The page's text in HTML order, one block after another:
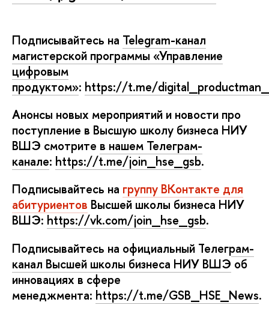
Подписывайтесь на Telegram-канал
магистерской программы «Управление
цифровым
продуктом»: https://t.me/
Анонсы новых мероприятий и новости про
поступление в Высшую школу бизнеса НИУ
ШЭ смотрите нашем Телеграм-
канале: https://t.me/join_hse_gsb.
Подписывайтесь на руппу ВКонтакте для
абитуриенто ысшей школы бизнеса НИУ
ШЭ: https://vk.com/join_hse_gsb.
Подписывайтесь на официальный Телеграм-
канал Высшей школы бизнеса НИУ ВШЭ о
инновациях в сфере
менеджмента: https://t.me/GSB_HSE_News.